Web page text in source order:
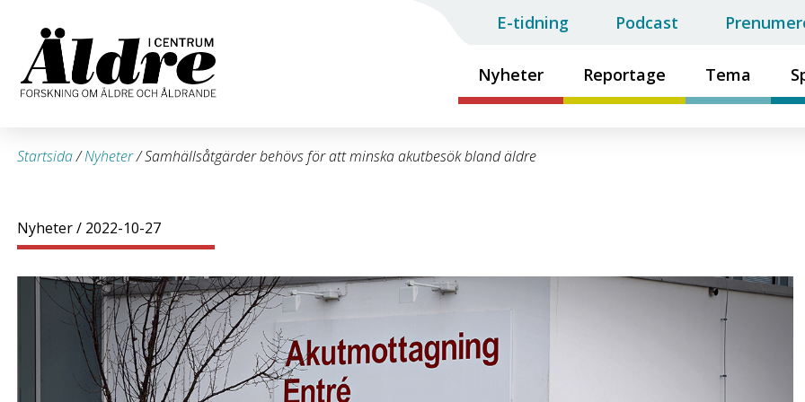
Nyheter Reportage Tema
E-tidning Podcast
Startsida/Nyheter/Samhällsåtgärder behövs för att minska akutbesök bland äldre
Nyheter/ 2022-10-27